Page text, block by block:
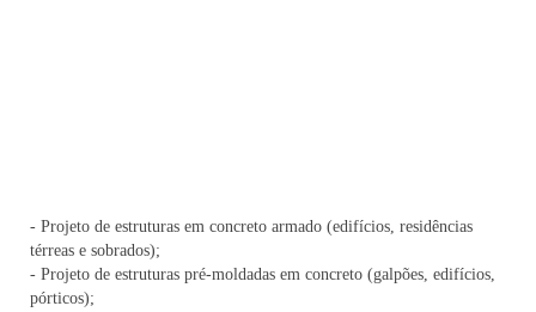
- Projeto de estruturas em concreto armado (edifícios, residências
térreas e sobrados);
- Projeto de estruturas pré-moldadas em concreto (galpões, edifícios,
pórticos);